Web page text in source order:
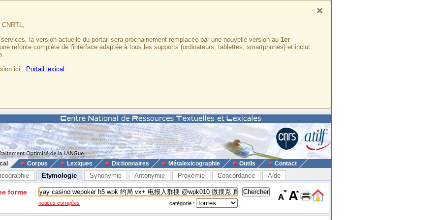
×
la version actuelle du portail sera prochainement remplacée par une nouvelle version au 1er
refonte complète de l'interface adaptée à tous les supports (ordinateurs, tablettes, smartphones) et inclut
ici : Portail lexical
Corpus Lexiques Dictionnaires Métalexicographie Outils Contact
Etymologie Synonymie Antonymie Proxémie Concordance Aide
forme
notices corrigées catégorie :